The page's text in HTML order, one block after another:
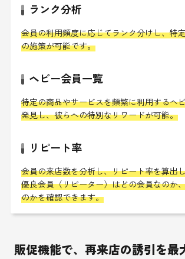
ランク分析
会員の利用頻度に応じてランク分けし、特
の施策が可能です。
ヘビー会員一覧
特定の商品やサービスを頻繁に利用するヘ
発見し、彼らへの特別なリワードが可能。
リピート率
会員の来店数を分析し、リピート率を算出
優良会員（リピーター）はどの会員なのか
のかを確認できます。
販促機能で、再来店の誘引を最